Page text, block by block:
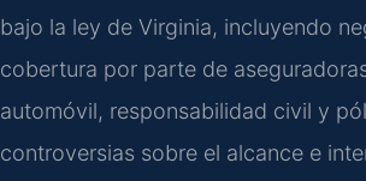
bajo la ley de Virginia, incluyendo
cobertura por parte de
automóvil, responsabilidad civil y
controversias sobre el alcance e